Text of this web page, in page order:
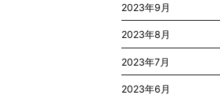
2023年9月
2023年8月
2023年7月
2023年6月